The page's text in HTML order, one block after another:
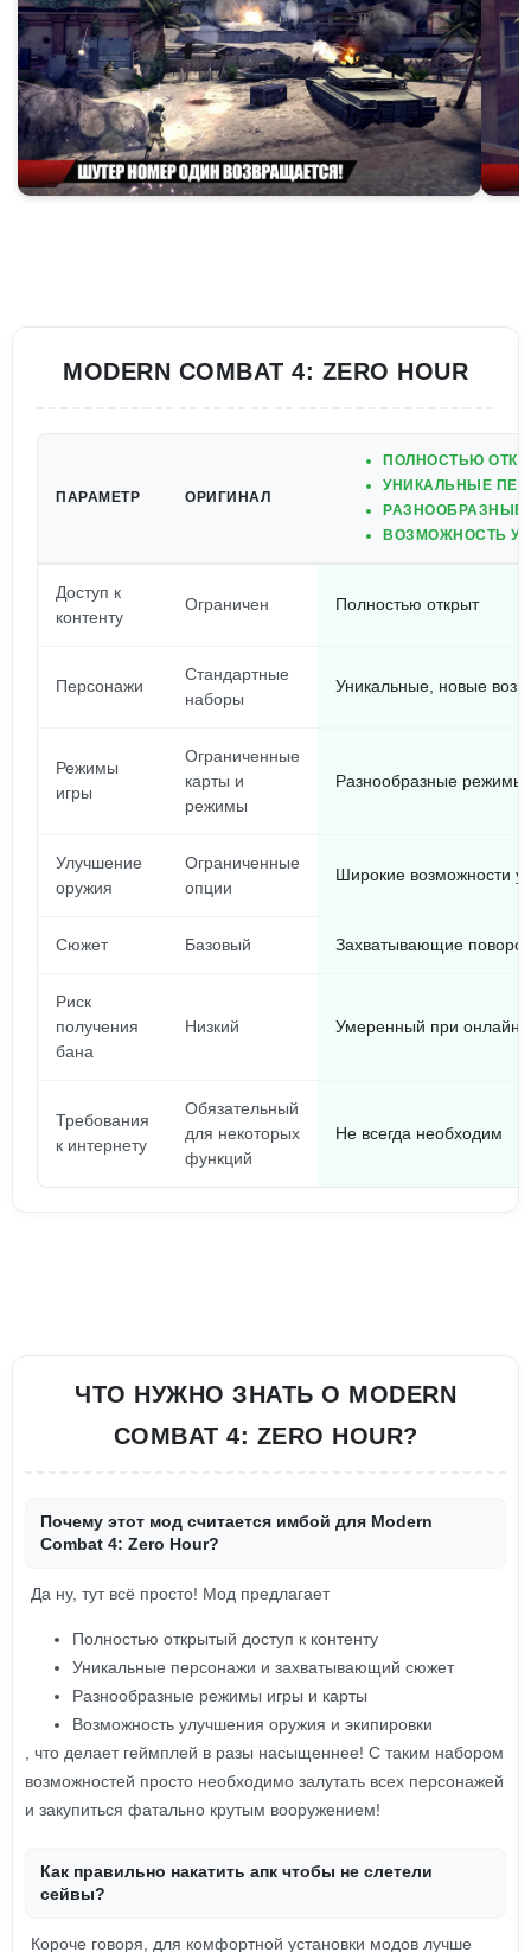
MODERN COMBAT 4: ZERO HOUR
ПАРАМЕТР ОРИГИНАЛ
ПОЛНОСТЬЮ
УНИКАЛЬНЫЕ
ВОЗМОЖНОСТЬ
Доступ к
контенту
Ограничен Полностью открыт
Персонажи
Стандартные
наборы
Уникальные, новые
Режимы
игры
Ограниченные
карты и
режимы
Разнообразные режимы
Улучшение
оружия
Ограниченные
опции
Широкие возможности
Сюжет Базовый Захватывающие
Риск
получения
бана
Низкий Умеренный при онлайн-
Требования
к интернету
Обязательный
для некоторых
функций
Не всегда необходим
ЧТО НУЖНО ЗНАТЬ О MODERN
COMBAT 4: ZERO HOUR?
Почему этот мод считается имбой для Modern
Combat 4: Zero Hour?
Да ну, тут всё просто! Мод предлагает
Полностью открытый доступ к контенту
Уникальные персонажи и захватывающий сюжет
Разнообразные режимы игры и карты
Возможность улучшения оружия и экипировки
, что делает геймплей в разы насыщеннее! С таким набором
возможностей просто необходимо залутать всех персонажей
и закупиться фатально крутым вооружением!
Как правильно накатить апк чтобы не слетели
сейвы?
Короче говоря, для комфортной установки модов лучше